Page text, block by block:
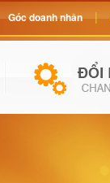
Góc doanh nhân